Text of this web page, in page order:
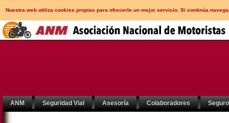
Nuestra web utiliza cookies propias para ofrecerle un mejor servicio. Si continúa
ANM Seguridad Vial Asesoría Colaboradores